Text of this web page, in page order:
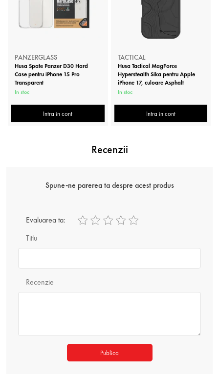
PANZERGLASS
Husa Spate Panzer D30 Hard
Case pentru iPhone 15 Pro
Transparent
In stoc
Intra in cont
TACTICAL
Husa Tactical MagForce
Hyperstealth Sika pentru Apple
iPhone 17, culoare Asphalt
In stoc
Intra in cont
Recenzii
Spune-ne parerea ta despre acest produs
Titlu
Evaluarea ta:
Recenzie
Publica